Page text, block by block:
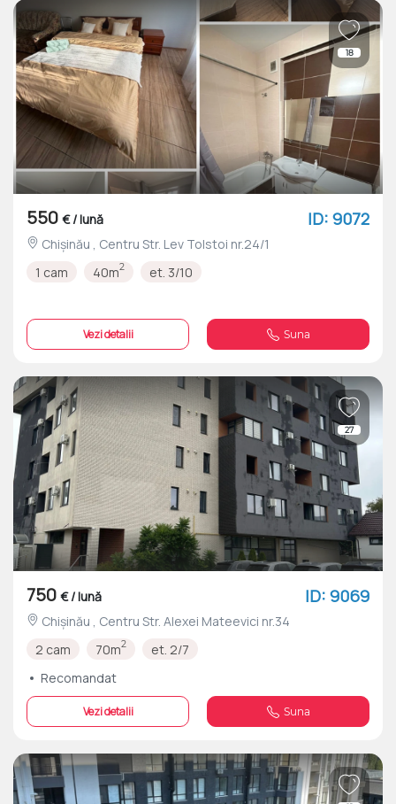
18
550 € / lună ID: 9072
Chișinău , Centru Str. Lev Tolstoi nr.24/1
1 cam
40m2 et. 3/10
Vezi detalii Suna
27
750 € / lună ID: 9069
Chișinău , Centru Str. Alexei Mateevici nr.34
2 cam
70m2
et. 2/7
Recomandat
Vezi detalii Suna